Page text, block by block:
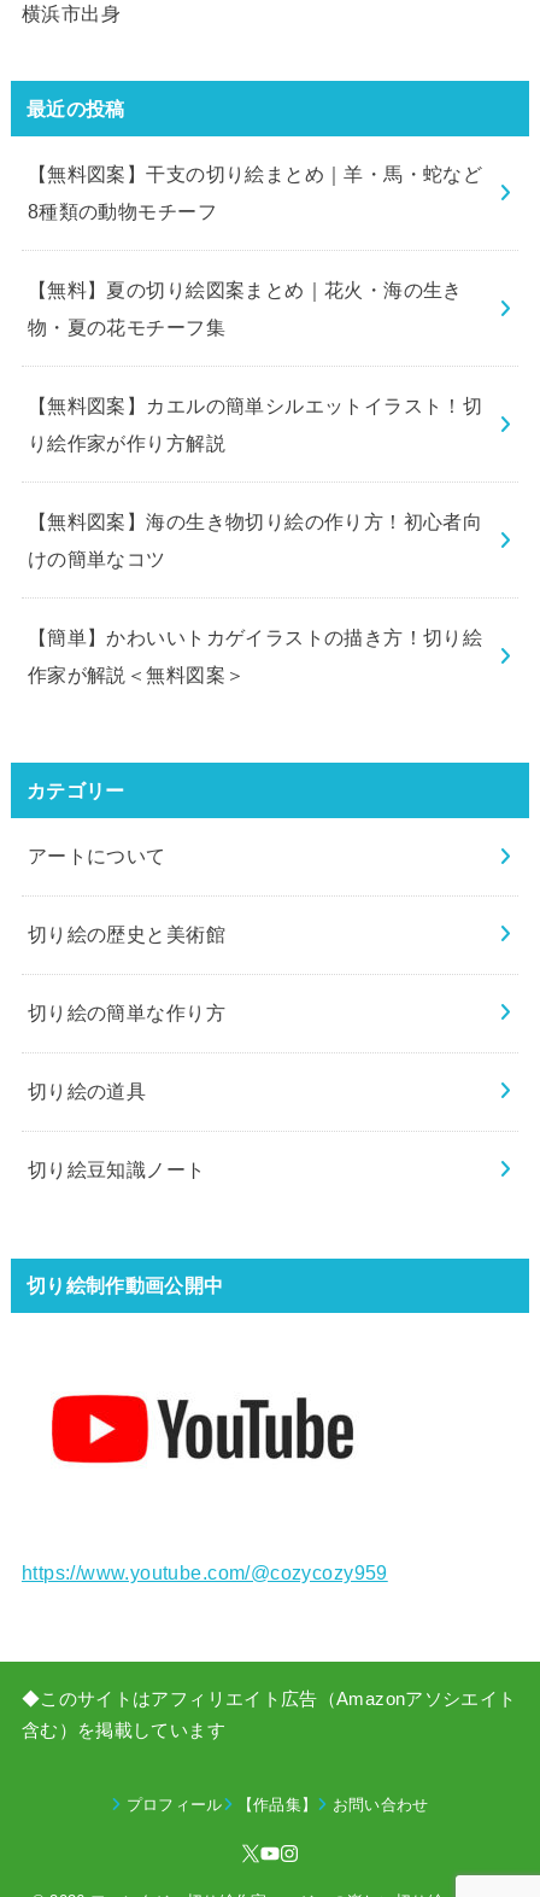
横浜市出身
最近の投稿
【無料図案】干支の切り絵まとめ｜羊・馬・蛇など
8種類の動物モチーフ
【無料】夏の切り絵図案まとめ｜花火・海の生き
物・夏の花モチーフ集
【無料図案】カエルの簡単シルエットイラスト！切
り絵作家が作り方解説
【無料図案】海の生き物切り絵の作り方！初心者向
けの簡単なコツ
【簡単】かわいいトカゲイラストの描き方！切り絵
作家が解説＜無料図案＞
カテゴリー
アートについて
切り絵の歴史と美術館
切り絵の簡単な作り方
切り絵の道具
切り絵豆知識ノート
切り絵制作動画公開中
https://www.youtube.com/@cozycozy959
◆このサイトはアフィリエイト広告（Amazonアソシエイト
含む）を掲載しています
プロフィール 【作品集】 お問い合わせ